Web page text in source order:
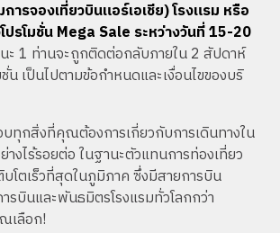
ารจองเที่ยวบินแอร์เอเชีย) โรงแรม หรือ
ปรโมชั่น Mega Sale ระหว่างวันที่ 15-20
ะ 1 ท่านจะถูกติดต่อกลับภายใน 2 สัปดาห์
น เป็นไปตามข้อกำหนดและเงื่อนไขของบริ
ทุกสิ่งที่คุณต้องการเกี่ยวกับการเดินทางใน
งไร้รอยต่อ ในฐานะตัวแทนการท่องเที่ยว
โตเร็วที่สุดในภูมิภาค ซึ่งมีสายการบิน
รบินและพันธมิตรโรงแรมทั่วโลกกว่า
เลือก!